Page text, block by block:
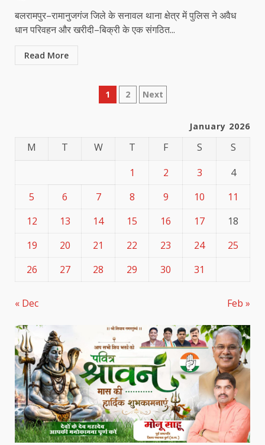
बलरामपुर–रामानुजगंज जिले के सनावल थाना क्षेत्र में पुलिस ने अवैध
धान परिवहन और खरीदी–बिक्री के एक संगठित...
Read More
Posts
1 2 Next
January 2026
M T W T F S
S
1
2 3
4
5
6 7 8 9 10
11
12
13 14 15 16 17
18
19
20 21 22 23 24
25
26
27 28 29 30 31
« Dec Feb »